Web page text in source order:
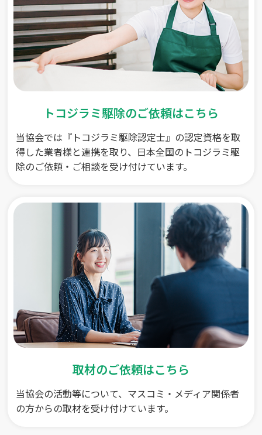
トコジラミ駆除のご依頼はこちら
当協会では『トコジラミ駆除認定士』の認定資格を取
得した業者様と連携を取り、日本全国のトコジラミ駆
除のご依頼・ご相談を受け付けています。
取材のご依頼はこちら
当協会の活動等について、マスコミ・メディア関係者
の方からの取材を受け付けています。